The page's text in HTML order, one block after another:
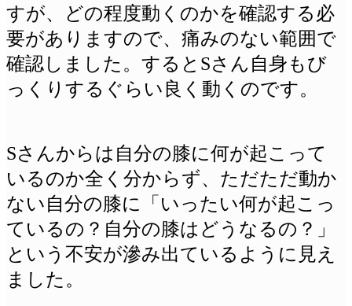
すが、どの程度動くのかを確認する必
要がありますので、痛みのない範囲で
確認しました。するとSさん自身もび
っくりするぐらい良く動くのです。
Sさんからは自分の膝に何が起こって
いるのか全く分からず、ただただ動か
ない自分の膝に「いったい何が起こっ
ているの？自分の膝はどうなるの？」
という不安が滲み出ているように見え
ました。